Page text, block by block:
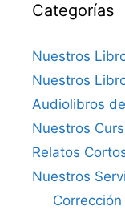
Categorías
Nuestros
Nuestros
Audiolibros
Nuestros
Relatos
Nuestros